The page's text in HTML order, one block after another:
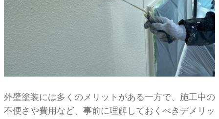
外壁塗装には多くのメリットがある一方で、施工中の
不便さや費用など、事前に理解しておくべきデメリッ